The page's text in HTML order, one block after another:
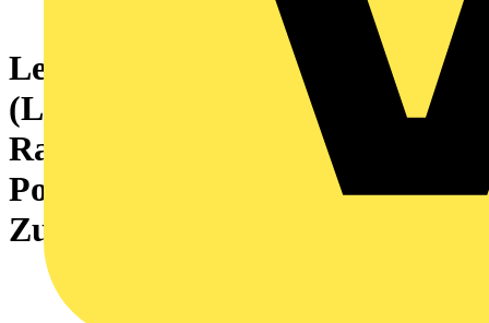
Leiterplattensteckverbinder
(Leiteranschluss), 320 V, 22 A,
Raster in mm: 5.08, 4 mm²,
Polzahl: 21,
Zugbügelanschluss, Box